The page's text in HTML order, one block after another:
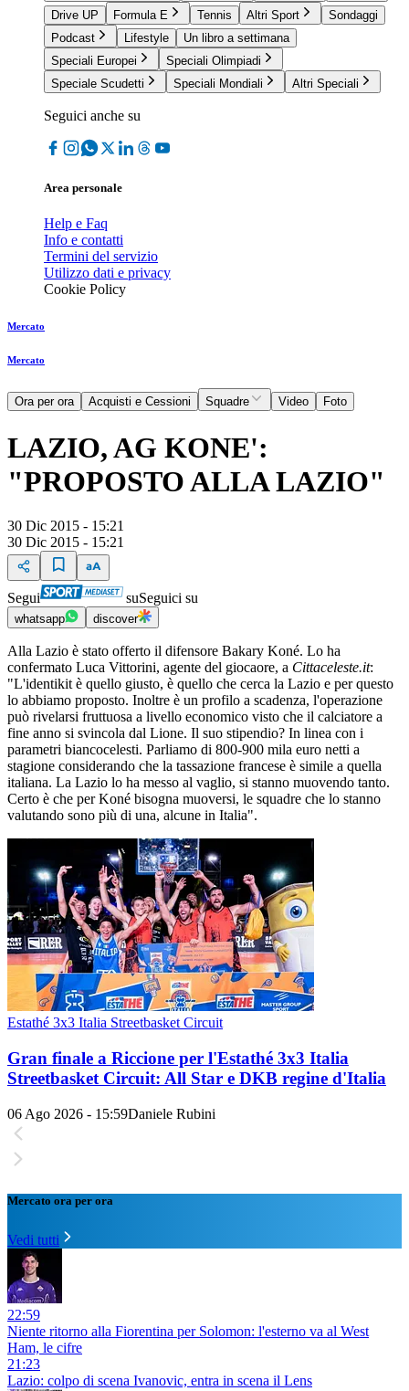
Drive UP
Formula E Tennis Altri Sport
Sondaggi
Podcast
Lifestyle
Un libro a settimana
Speciali Europei
Speciali Olimpiadi
Speciale Scudetti
Speciali Mondiali Altri Speciali
Seguici anche su
Area personale
Help e Faq
Info e contatti
Termini del servizio
Utilizzo dati e privacy
Cookie Policy
Mercato
Mercato
Ora per ora Acquisti e Cessioni Squadre Video Foto
LAZIO, AG KONE':
"PROPOSTO ALLA LAZIO"
30 Dic 2015 - 15:21
30 Dic 2015 - 15:21
Segui suSeguici su
whatsapp discover
Alla Lazio è stato offerto il difensore Bakary Koné. Lo ha
confermato Luca Vittorini, agente del giocaore, a Cittaceleste.it:
"L'identikit è quello giusto, è quello che cerca la Lazio e per questo
lo abbiamo proposto. Inoltre è un profilo a scadenza, l'operazione
può rivelarsi fruttuosa a livello economico visto che il calciatore a
fine anno si svincola dal Lione. Il suo stipendio? In linea con i
parametri biancocelesti. Parliamo di 800-900 mila euro netti a
stagione considerando che la tassazione francese è simile a quella
italiana. La Lazio lo ha messo al vaglio, si stanno muovendo tanto.
Certo è che per Koné bisogna muoversi, le squadre che lo stanno
valutando sono più di una, alcune in Italia".
Estathé 3x3 Italia Streetbasket Circuit
Gran finale a Riccione per l'Estathé 3x3 Italia
Streetbasket Circuit: All Star e DKB regine d'Italia
06 Ago 2026 - 15:59Daniele Rubini
Mercato ora per ora
Vedi tutti
22:59
Niente ritorno alla Fiorentina per Solomon: l'esterno va al West
Ham, le cifre
21:23
Lazio: colpo di scena Ivanovic, entra in scena il Lens